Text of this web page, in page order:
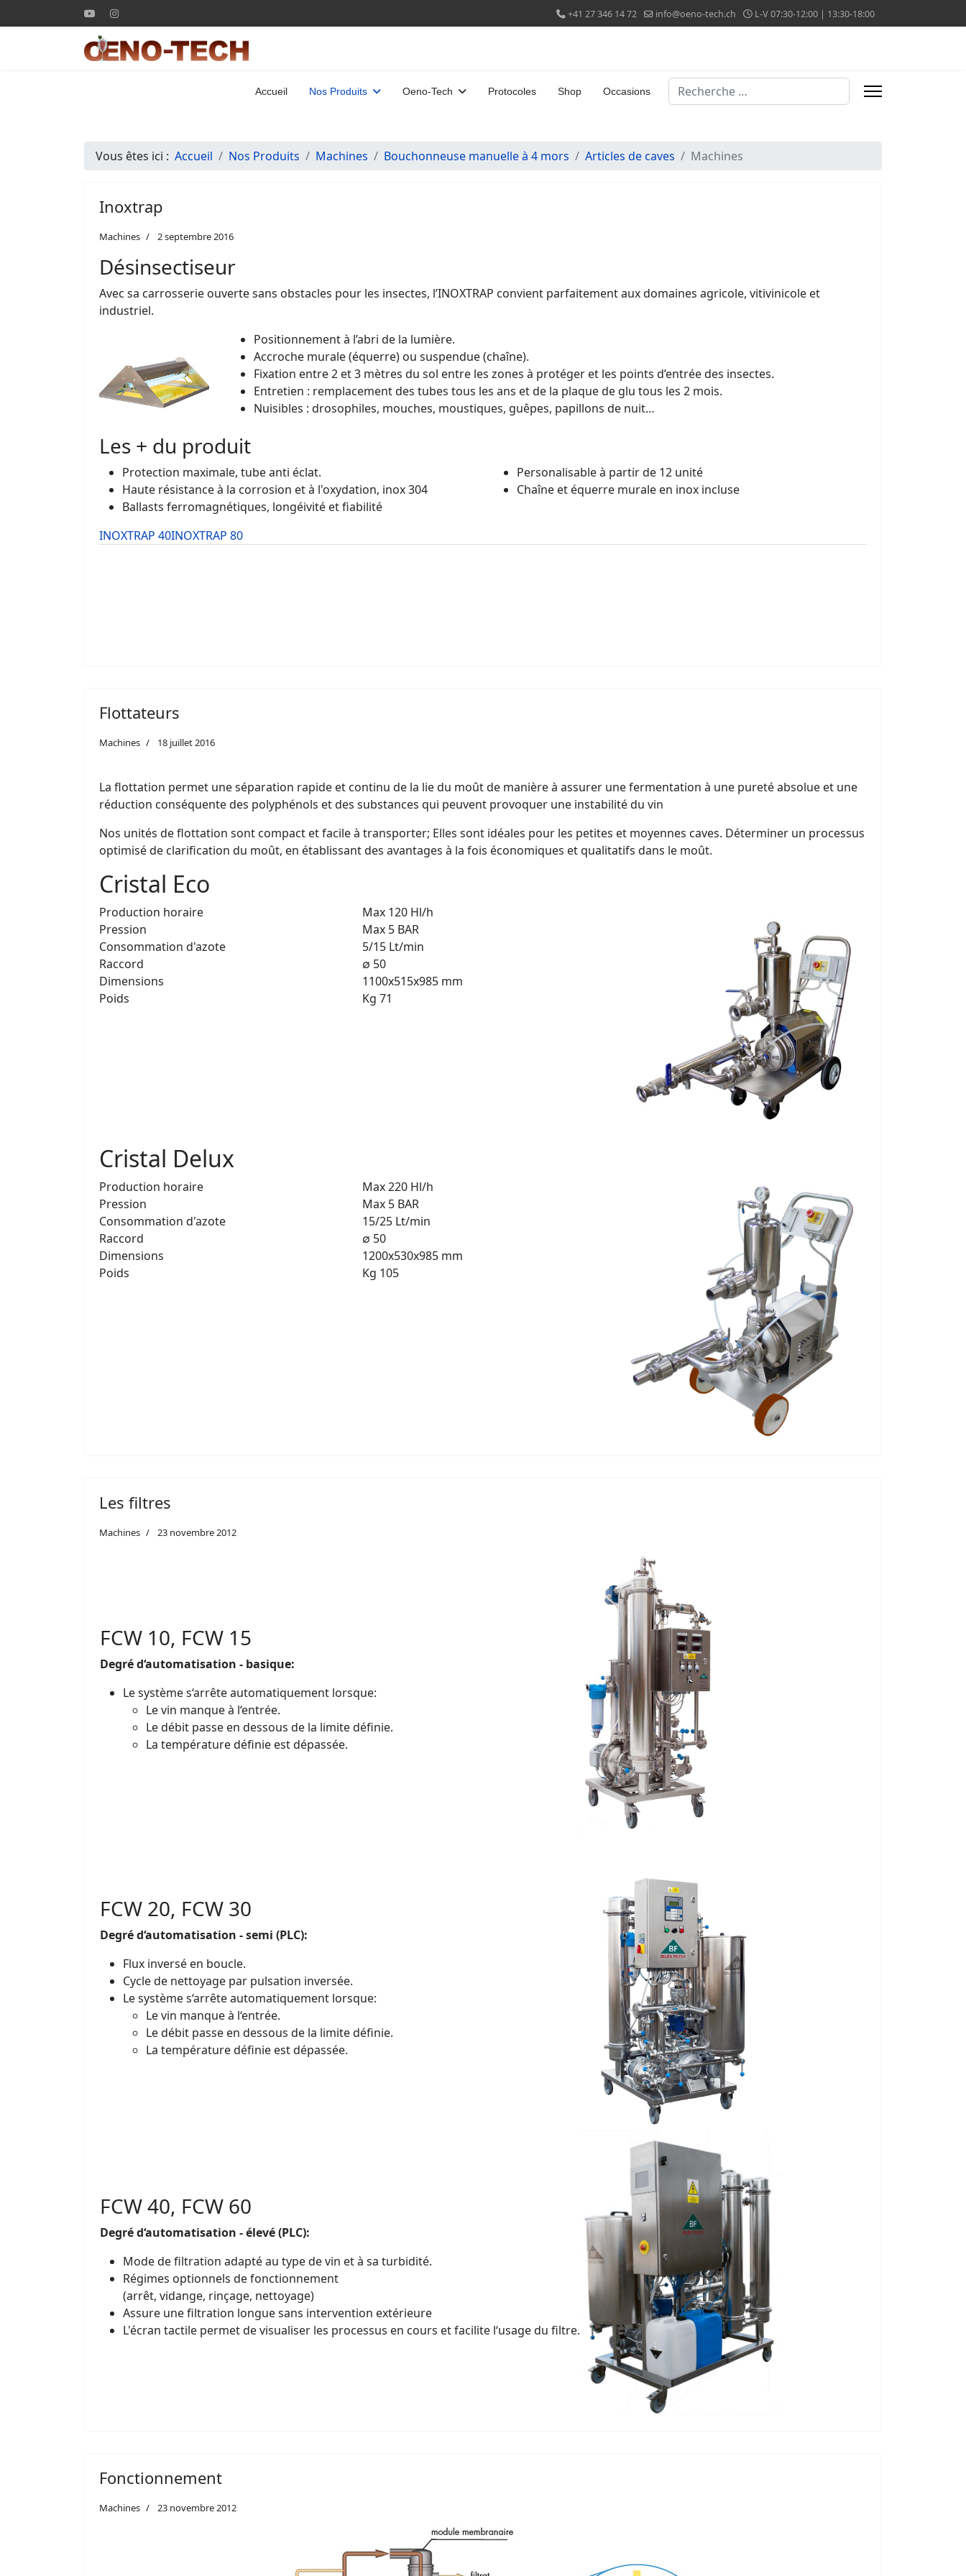
+41 27 346 14 72 info@oeno-tech.ch L-V 07:30-12:00 | 13:30-18:00
Accueil Nos Produits Oeno-Tech Protocoles Shop Occasions Valider
Vous êtes ici : Accueil Nos Produits Machines Bouchonneuse manuelle à 4 mors Articles de caves Machines
Inoxtrap
Machines 2 septembre 2016
Désinsectiseur
Avec sa carrosserie ouverte sans obstacles pour les insectes, l’INOXTRAP convient parfaitement aux domaines agricole, vitivinicole et
industriel.
Positionnement à l’abri de la lumière.
Accroche murale (équerre) ou suspendue (chaîne).
Fixation entre 2 et 3 mètres du sol entre les zones à protéger et les points d’entrée des insectes.
Entretien : remplacement des tubes tous les ans et de la plaque de glu tous les 2 mois.
Nuisibles : drosophiles, mouches, moustiques, guêpes, papillons de nuit…
Les + du produit
Protection maximale, tube anti éclat.
Haute résistance à la corrosion et à l'oxydation, inox 304
Ballasts ferromagnétiques, longéivité et fiabilité
Personalisable à partir de 12 unité
Chaîne et équerre murale en inox incluse
INOXTRAP 40INOXTRAP 80
Flottateurs
Machines 18 juillet 2016
La flottation permet une séparation rapide et continu de la lie du moût de manière à assurer une fermentation à une pureté absolue et une
réduction conséquente des polyphénols et des substances qui peuvent provoquer une instabilité du vin
Nos unités de flottation sont compact et facile à transporter; Elles sont idéales pour les petites et moyennes caves. Déterminer un processus
optimisé de clarification du moût, en établissant des avantages à la fois économiques et qualitatifs dans le moût.
Cristal Eco
Production horaire
Pression
Consommation d'azote
Raccord
Dimensions
Poids
Max 120 Hl/h
Max 5 BAR
5/15 Lt/min
∅ 50
1100x515x985 mm
Kg 71
Cristal Delux
Production horaire
Pression
Consommation d'azote
Raccord
Dimensions
Poids
Max 220 Hl/h
Max 5 BAR
15/25 Lt/min
∅ 50
1200x530x985 mm
Kg 105
Les filtres
Machines 23 novembre 2012
FCW 10, FCW 15
Degré d‘automatisation - basique:
Le système s‘arrête automatiquement lorsque:
Le vin manque à l‘entrée.
Le débit passe en dessous de la limite définie.
La température définie est dépassée.
FCW 20, FCW 30
Degré d‘automatisation - semi (PLC):
Flux inversé en boucle.
Cycle de nettoyage par pulsation inversée.
Le système s‘arrête automatiquement lorsque:
Le vin manque à l‘entrée.
Le débit passe en dessous de la limite définie.
La température définie est dépassée.
FCW 40, FCW 60
Degré d‘automatisation - élevé (PLC):
Mode de filtration adapté au type de vin et à sa turbidité.
Régimes optionnels de fonctionnement
(arrêt, vidange, rinçage, nettoyage)
Assure une filtration longue sans intervention extérieure
L'écran tactile permet de visualiser les processus en cours et facilite l‘usage du filtre.
Fonctionnement
Machines 23 novembre 2012